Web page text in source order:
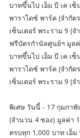
บาทขึ้นไป เอ็ม บี เค เ
พาราไดซ์ พาร์ค (จำกัด
เซ็นเตอร์ พระราม 9 (
ฟรีบัตรกำนัลศูนย์ฯ มูลค่
บาทขึ้นไป เอ็ม บี เค เ
พาราไดซ์ พาร์ค (จำกัด
เซ็นเตอร์ พระราม 9 (
พิเศษ วันนี้ - 17 กุมภาพั
(จำนวน 4 ซอง) มูลค่า
ครบทุก 1,000 บาท เอ็